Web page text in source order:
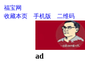
福宝网
收藏本页
手机版 二维码
ad